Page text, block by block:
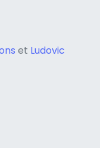
et Ludovic